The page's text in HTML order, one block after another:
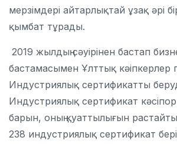
мерзімдері айтарлықтай ұзақ әрі
қымбат тұрады.
2019 жылдың сәуірінен бастап
бастамасымен Ұлттық кәіпкерлер
Индустриялық сертификатты
Индустриялық сертификат
барын, оның қуаттылығын
238 индустриялық сертификат